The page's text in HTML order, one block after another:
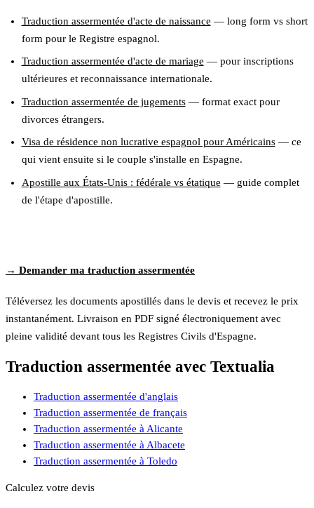
Traduction assermentée d'acte de naissance — long form vs short
form pour le Registre espagnol.
Traduction assermentée d'acte de mariage — pour inscriptions
ultérieures et reconnaissance internationale.
Traduction assermentée de jugements— format exact pour
divorces étrangers.
Visa de résidence non lucrative espagnol pour Américains— ce
qui vient ensuite si le couple s'installe en Espagne.
Apostille aux États-Unis : fédérale vs étatique — guide complet
de l'étape d'apostille.
→ Demander ma traduction assermentée
Téléversez les documents apostillés dans le devis et recevez le prix
instantanément. Livraison en PDF signé électroniquement avec
pleine validité devant tous les Registres Civils d'Espagne.
Traduction assermentée avec Textualia
Traduction assermentée d'anglais
Traduction assermentée de français
Traduction assermentée à Alicante
Traduction assermentée à Albacete
Traduction assermentée à Toledo
Calculez votre devis